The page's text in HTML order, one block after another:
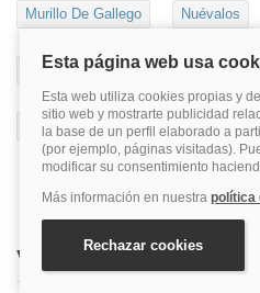
Murillo De Gallego Nuévalos
Sos Del Rey Católico Tarazona
Zaragoza Provincia Zuera
Visita nuestras webs